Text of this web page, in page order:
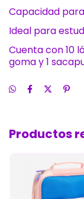
Capacidad
Ideal para
Cuenta con 10
goma y 1
Productos